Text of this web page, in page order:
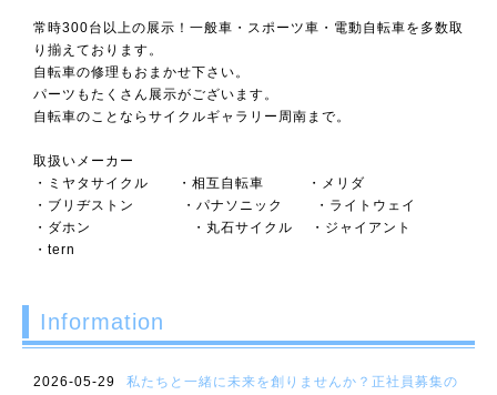
常時300台以上の展示！一般車・スポーツ車・電動自転車を多数取
り揃えております。
自転車の修理もおまかせ下さい。
パーツもたくさん展示がございます。
自転車のことならサイクルギャラリー周南まで。
取扱いメーカー
・ミヤタサイクル ・相互自転車 ・メリダ
・ブリヂストン ・パナソニック ・ライトウェイ
・ダホン ・丸石サイクル ・ジャイアント
・tern
Information
2026-05-29
私たちと一緒に未来を創りませんか？正社員募集の